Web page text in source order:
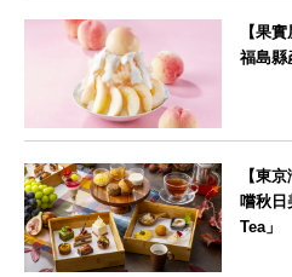
【果
福島縣
【東
嚐秋
Tea」